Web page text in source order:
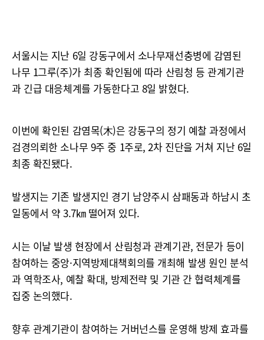
서울시는 지난 6일 강동구에서 소나무재선충병에 감염된
나무 1그루(주)가 최종 확인됨에 따라 산림청 등 관계기관
과 긴급 대응체계를 가동한다고 8일 밝혔다.
이번에 확인된 감염목(木)은 강동구의 정기 예찰 과정에서
검경의뢰한 소나무 9주 중 1주로, 2차 진단을 거쳐 지난 6일
최종 확진됐다.
발생지는 기존 발생지인 경기 남양주시 삼패동과 하남시 초
일동에서 약 3.7㎞ 떨어져 있다.
시는 이날 발생 현장에서 산림청과 관계기관, 전문가 등이
참여하는 중앙·지역방제대책회의를 개최해 발생 원인 분석
과 역학조사, 예찰 확대, 방제전략 및 기관 간 협력체계를
집중 논의했다.
향후 관계기관이 참여하는 거버넌스를 운영해 방제 효과를